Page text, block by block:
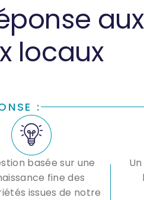
aux
locaux
:
basée sur une
fine des
issues de notre